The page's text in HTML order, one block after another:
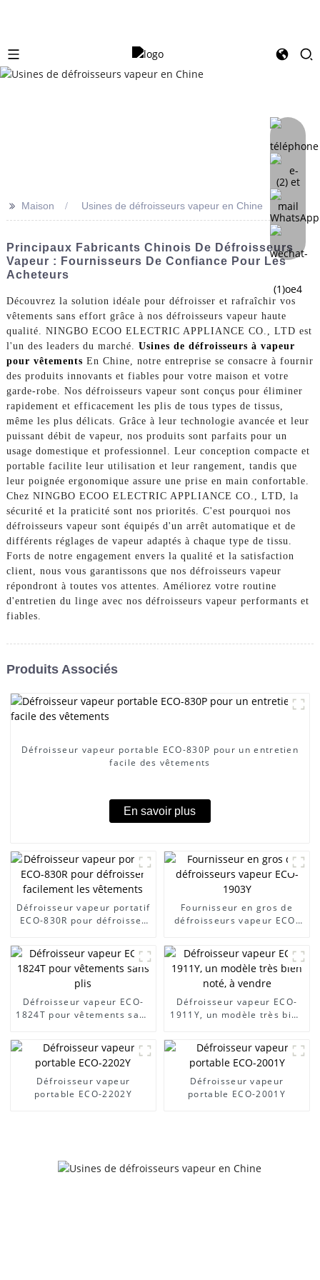
>> Maison Usines de défroisseurs vapeur en Chine
Principaux Fabricants Chinois De Défroisseurs
Vapeur : Fournisseurs De Confiance Pour Les
Acheteurs
Découvrez la solution idéale pour défroisser et rafraîchir vos
vêtements sans effort grâce à nos défroisseurs vapeur haute
qualité. NINGBO ECOO ELECTRIC APPLIANCE CO., LTD est
l'un des leaders du marché. Usines de défroisseurs à vapeur
pour vêtements En Chine, notre entreprise se consacre à fournir
des produits innovants et fiables pour votre maison et votre
garde-robe. Nos défroisseurs vapeur sont conçus pour éliminer
rapidement et efficacement les plis de tous types de tissus,
même les plus délicats. Grâce à leur technologie avancée et leur
puissant débit de vapeur, nos produits sont parfaits pour un
usage domestique et professionnel. Leur conception compacte et
portable facilite leur utilisation et leur rangement, tandis que
leur poignée ergonomique assure une prise en main confortable.
Chez NINGBO ECOO ELECTRIC APPLIANCE CO., LTD, la
sécurité et la praticité sont nos priorités. C'est pourquoi nos
défroisseurs vapeur sont équipés d'un arrêt automatique et de
différents réglages de vapeur adaptés à chaque type de tissu.
Forts de notre engagement envers la qualité et la satisfaction
client, nous vous garantissons que nos défroisseurs vapeur
répondront à toutes vos attentes. Améliorez votre routine
d'entretien du linge avec nos défroisseurs vapeur performants et
fiables.
Produits Associés
Défroisseur vapeur portable ECO-830P pour un entretien
facile des vêtements
En savoir plus
Défroisseur vapeur portatif
ECO-830R pour défroisser
Fournisseur en gros de
défroisseurs vapeur ECO-
Défroisseur vapeur ECO-
1824T pour vêtements sans
Défroisseur vapeur ECO-
1911Y, un modèle très bien
Défroisseur vapeur
portable ECO-2202Y
Défroisseur vapeur
portable ECO-2001Y